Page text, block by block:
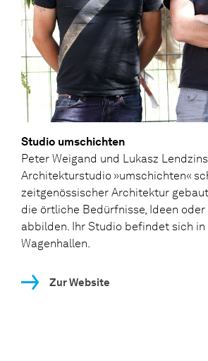
Studio umschichten
Peter Weigand und Lukasz
Architekturstudio »umschichten«
zeitgenössischer Architektur
die örtliche Bedürfnisse, Ideen
abbilden. Ihr Studio befindet sich
Wagenhallen.
Zur Website